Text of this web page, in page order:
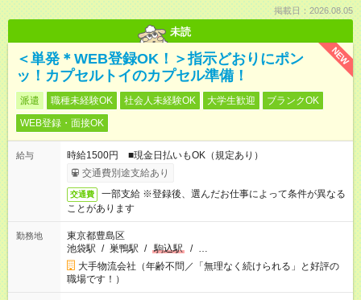
掲載日：2026.08.05
未読
NEW
＜単発＊WEB登録OK！＞指示どおりにポン
ッ！カプセルトイのカプセル準備！
派遣 職種未経験OK 社会人未経験OK 大学生歓迎
ブランクOK
WEB登録・面接OK
給与
時給1500円 ■現金日払いもOK（規定あり）
交通費別途支給あり
交通費
一部支給 ※登録後、選んだお仕事によって条件が異なる
ことがあります
勤務地
東京都豊島区
池袋駅 / 巣鴨駅 / 駒込駅 / …
大手物流会社（年齢不問／「無理なく続けられる」と好評の
職場です！）